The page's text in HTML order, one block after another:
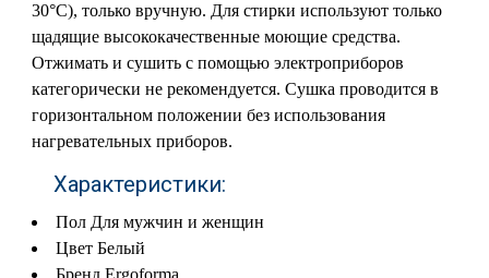
30°C), только вручную. Для стирки используют только
щадящие высококачественные моющие средства.
Отжимать и сушить с помощью электроприборов
категорически не рекомендуется. Сушка проводится в
горизонтальном положении без использования
нагревательных приборов.
Характеристики:
Пол Для мужчин и женщин
Цвет Белый
Бренд Ergoforma